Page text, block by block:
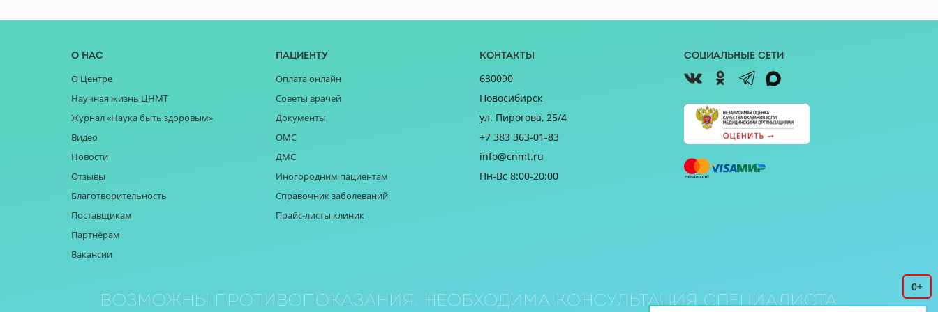
О нас
О Центре
Научная жизнь ЦНМТ
Журнал «Наука быть здоровым»
Видео
Новости
Отзывы
Благотворительность
Поставщикам
Партнёрам
Вакансии
Пациенту
Оплата онлайн
Советы врачей
Документы
ОМС
ДМС
Иногородним пациентам
Справочник заболеваний
Прайс-листы клиник
Контакты
630090
Новосибирск
ул. Пирогова, 25/4
+7 383 363-01-83
info@cnmt.ru
Пн-Вс 8:00-20:00
Социальные сети
0+
Возможны противопоказания. Необходима консультация специалиста